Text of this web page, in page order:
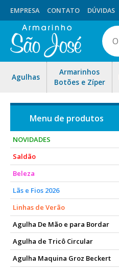
EMPRESA CONTATO DÚVIDAS
Agulhas
Armarinhos
Botões e Zíper
NOVIDADES
Saldão
Beleza
Lãs e Fios 2026
Linhas de Verão
Agulha De Mão e para Bordar
Agulha de Tricô Circular
Agulha Maquina Groz Beckert